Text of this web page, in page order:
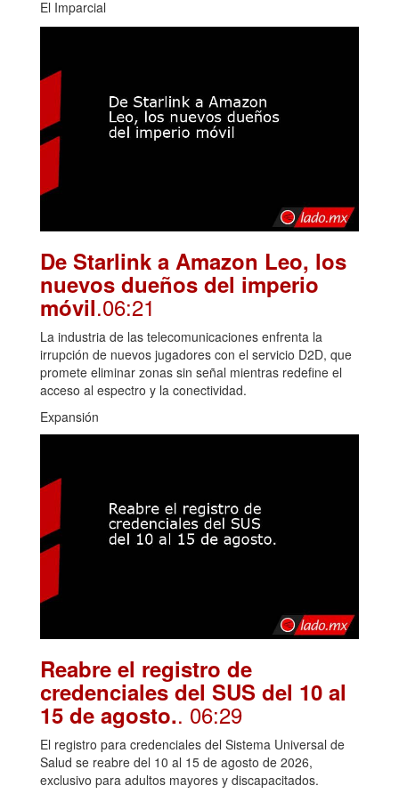
El Imparcial
De Starlink a Amazon Leo, los
nuevos dueños del imperio
móvil.06:21
La industria de las telecomunicaciones enfrenta la
irrupción de nuevos jugadores con el servicio D2D, que
promete eliminar zonas sin señal mientras redefine el
acceso al espectro y la conectividad.
Expansión
Reabre el registro de
credenciales del SUS del 10 al
15 de agosto.. 06:29
El registro para credenciales del Sistema Universal de
Salud se reabre del 10 al 15 de agosto de 2026,
exclusivo para adultos mayores y discapacitados.